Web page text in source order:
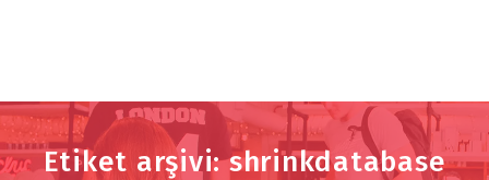
Etiket arşivi: shrinkdatabase